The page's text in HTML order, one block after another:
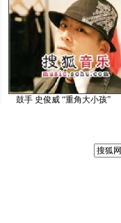
鼓手 史俊威 “重角大小孩”